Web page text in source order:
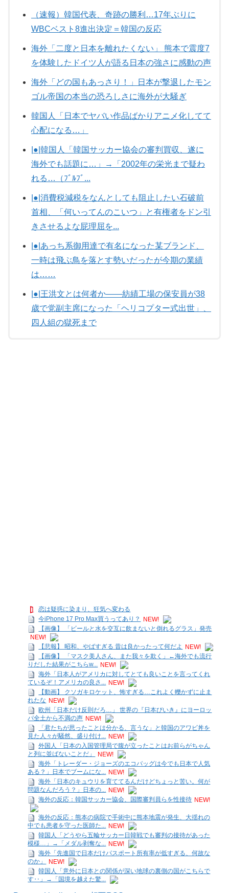
（速報）韓国代表、奇跡の勝利…17年ぶりに
WBCベスト8進出決定＝韓国の反応
海外「二度と日本を離れたくない」 熊本で震度7
を体験したドイツ人が語る日本の強さに感動の声
海外「どの国もあっさり！」日本が撃退したモン
ゴル帝国の本当の恐ろしさに海外が大騒ぎ
韓国人「日本でヤバい作品ばかりアニメ化してて
心配になる…」
|●|韓国人「韓国サッカー協会の審判買収、遂に
海外でも話題に…」→「2002年の栄光まで疑わ
れる…（ﾌﾞﾙﾌﾞ...
|●|消費税減税をなんとしても阻止したい石破前
首相、「何いってんのこいつ」と有権者をドン引
きさせるよな屁理屈を...
|●|あっち系御用達で有名になった某ブランド、
一時は飛ぶ鳥を落とす勢いだったが今期の業績
は……
|●|王洪文とは何者か——紡績工場の保安員が38
歳で党副主席になった「ヘリコプター式出世」、
四人組の獄死まで
恋は疑惑に染まり、狂気へ変わる
今iPhone 17 Pro Max買うってあり？
NEW!
【画像】 「ビールと水を交互に飲まないと倒れるグラス」発売
NEW!
【悲報】 昭和、やばすぎる 昔は良かったって何だよ NEW!
【画像】 「マスク美人さん、また我々を欺く」←海外でも流行
りだした結果がこちらw... NEW!
海外「日本人がアメリカに対してとても良いことを言ってくれ
ているぞ！アメリカの良さ... NEW!
【動画】 クソガキロケット、怖すぎる…これよく轢かずに止ま
れたな NEW!
欧州「日本だけ反則だろ…」 世界の『日本びいき』にヨーロッ
パ全土から不満の声 NEW!
「君たちが思ったことは分かる、言うな」と韓国のアワビ丼を
見た人々が騒然、盛り付け... NEW!
外国人「日本の入国管理局で腹が立ったことはお前らがちゃん
と列に並ばないことだ」
NEW!
海外「トレーダー・ジョーズのエコバッグは今でも日本で人気
ある？」日本でブームにな... NEW!
海外「日本のキュウリを育ててるんだけどちょっと苦い。何が
問題なんだろう？」日本の... NEW!
海外の反応：韓国サッカー協会、国際審判員らを性接待 NEW!
海外の反応：熊本の病院で手術中に熊本地震が発生、大揺れの
中でも患者を守った医師た... NEW!
韓国人「どうやら五輪サッカー日韓戦でも審判の接待があった
模様…」→「メダル剥奪な... NEW!
海外「先進国で日本だけパスポート所有率が低すぎる、何故な
のか」
NEW!
韓国人「意外に日本との関係が深い地球の裏側の国がこちらで
す‥」→「国境を越えた驚...